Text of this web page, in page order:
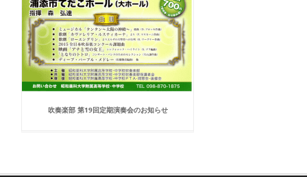
吹奏楽部 第19回定期演奏会のお知らせ